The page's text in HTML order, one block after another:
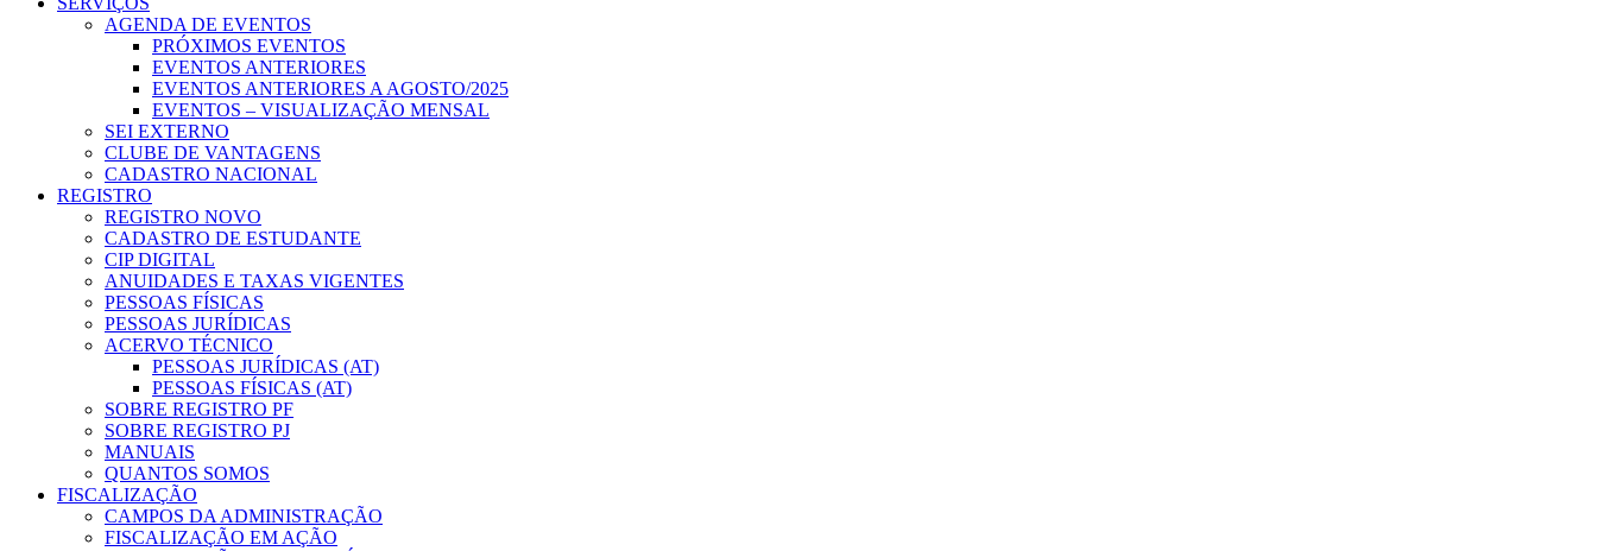
AGENDA DE EVENTOS
PRÓXIMOS EVENTOS
EVENTOS ANTERIORES
EVENTOS ANTERIORES A AGOSTO/2025
EVENTOS – VISUALIZAÇÃO MENSAL
SEI EXTERNO
CLUBE DE VANTAGENS
CADASTRO NACIONAL
REGISTRO
REGISTRO NOVO
CADASTRO DE ESTUDANTE
CIP DIGITAL
ANUIDADES E TAXAS VIGENTES
PESSOAS FÍSICAS
PESSOAS JURÍDICAS
ACERVO TÉCNICO
PESSOAS JURÍDICAS (AT)
PESSOAS FÍSICAS (AT)
SOBRE REGISTRO PF
SOBRE REGISTRO PJ
MANUAIS
QUANTOS SOMOS
FISCALIZAÇÃO
CAMPOS DA ADMINISTRAÇÃO
FISCALIZAÇÃO EM AÇÃO